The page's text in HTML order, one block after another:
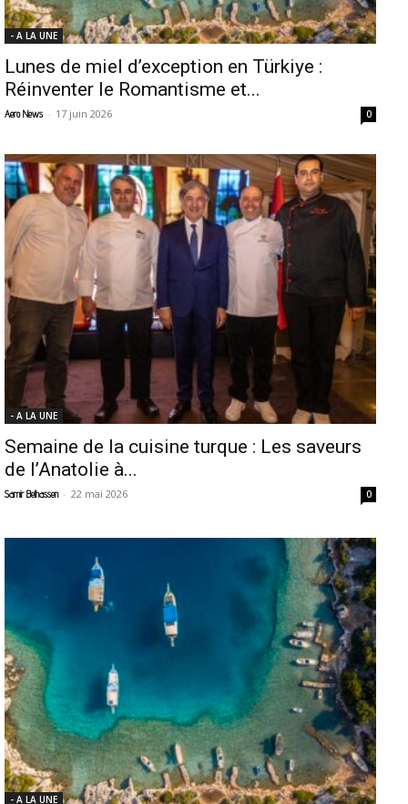
- A LA UNE
Lunes de miel d’exception en Türkiye :
Réinventer le Romantisme et...
Aero News - 17 juin 2026 0
- A LA UNE
Semaine de la cuisine turque : Les saveurs
de l’Anatolie à...
Samir Belhassen - 22 mai 2026 0
- A LA UNE